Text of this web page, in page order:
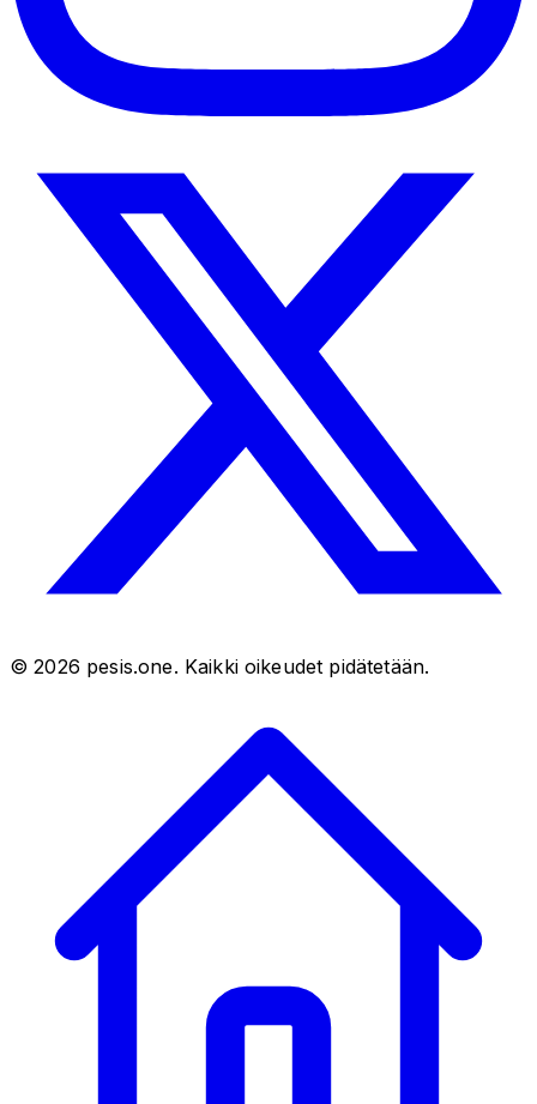
©2026 pesis.one. Kaikki oikeudet pidätetään.